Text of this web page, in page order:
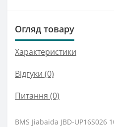
Огляд товару
Характеристики
Відгуки (0)
Питання (0)
BMS Jiabaida JBD-UP16S026